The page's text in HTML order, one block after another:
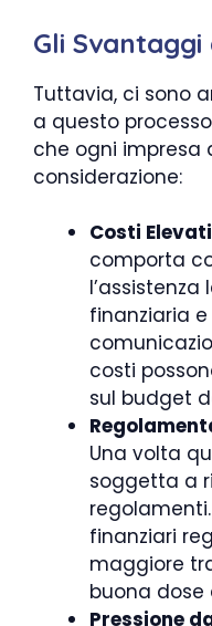
Gli Svantaggi
Tuttavia, ci sono
a questo
che ogni impresa
considerazione:
Costi
comporta
finanziaria
costi
sul budget
Una volta
soggetta a
finanziari
maggiore
buona dose
Pressione